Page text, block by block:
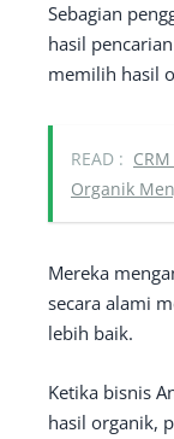
Sebagian
hasil
memilih hasil
READ :
Organik
Mereka
secara alami
lebih baik.
Ketika bisnis
hasil organik,